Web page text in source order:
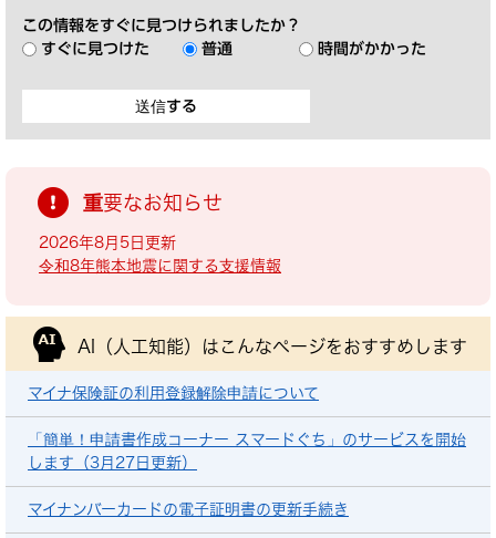
この情報をすぐに見つけられましたか？
すぐに見つけた
普通 時間がかかった
重要なお知らせ
2026年8月5日更新
令和8年熊本地震に関する支援情報
AI（人工知能）は こんなページをおすすめします
マイナ保険証の利用登録解除申請について
「簡単！申請書作成コーナー スマードぐち」のサービスを開始
します（3月27日更新）
マイナンバーカードの電子証明書の更新手続き